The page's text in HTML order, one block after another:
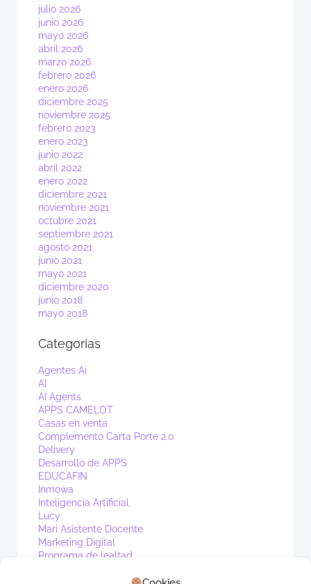
julio 2026
junio 2026
mayo 2026
abril 2026
marzo 2026
febrero 2026
enero 2026
diciembre 2025
noviembre 2025
febrero 2023
enero 2023
junio 2022
abril 2022
enero 2022
diciembre 2021
noviembre 2021
octubre 2021
septiembre 2021
agosto 2021
junio 2021
mayo 2021
diciembre 2020
junio 2018
mayo 2018
Categorías
Agentes Ai
AI
AI Agents
APPS CAMELOT
Casas en venta
Complemento Carta Porte 2.0
Delivery
Desarrollo de APPS
EDUCAFIN
Inmowa
Inteligencia Artificial
Lucy
Mari Asistente Docente
Marketing Digital
Programa de lealtad